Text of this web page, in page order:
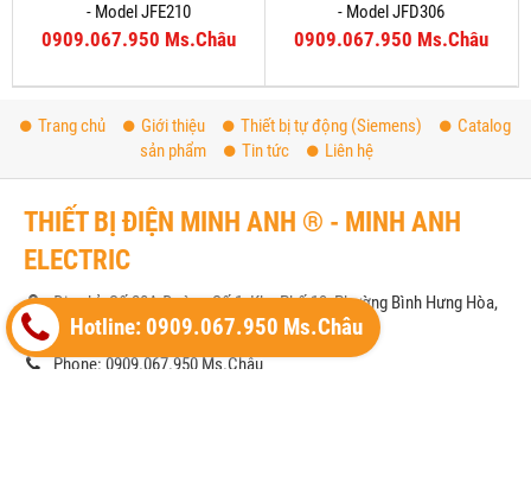
- Model JFE210
0909.067.950 Ms.Châu
- Model JFD306
0909.067.950 Ms.Châu
Trang chủ Giới thiệu Thiết bị tự động (Siemens)
Catalog
sản phẩm
Tin tức Liên hệ
THIẾT BỊ ĐIỆN MINH ANH ® - MINH ANH
ELECTRIC
Địa chỉ: Số 20A Đường Số 1, Khu Phố 13, Phường Bình Hưng Hòa,
TP. HCM
Phone: 0909.067.950 Ms.Châu
Hotline: 0909.067.950 Ms.Châu